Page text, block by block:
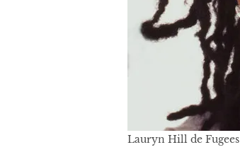
Lauryn Hill de Fugees